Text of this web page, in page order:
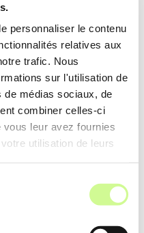
personnaliser le contenu
relatives aux
trafic. Nous
sur l'utilisation de
de médias sociaux, de
combiner celles-ci
leur avez fournies
utilisation de leurs
et
des images de haute
intégrée ou
enrichissant ainsi